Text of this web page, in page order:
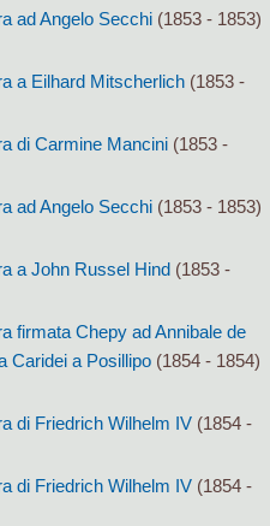
ad Angelo Secchi (1853 - 1853)
a Eilhard Mitscherlich (1853 -
di Carmine Mancini (1853 -
ad Angelo Secchi (1853 - 1853)
a John Russel Hind (1853 -
firmata Chepy ad Annibale de
Caridei a Posillipo (1854 - 1854)
di Friedrich Wilhelm IV (1854 -
di Friedrich Wilhelm IV (1854 -